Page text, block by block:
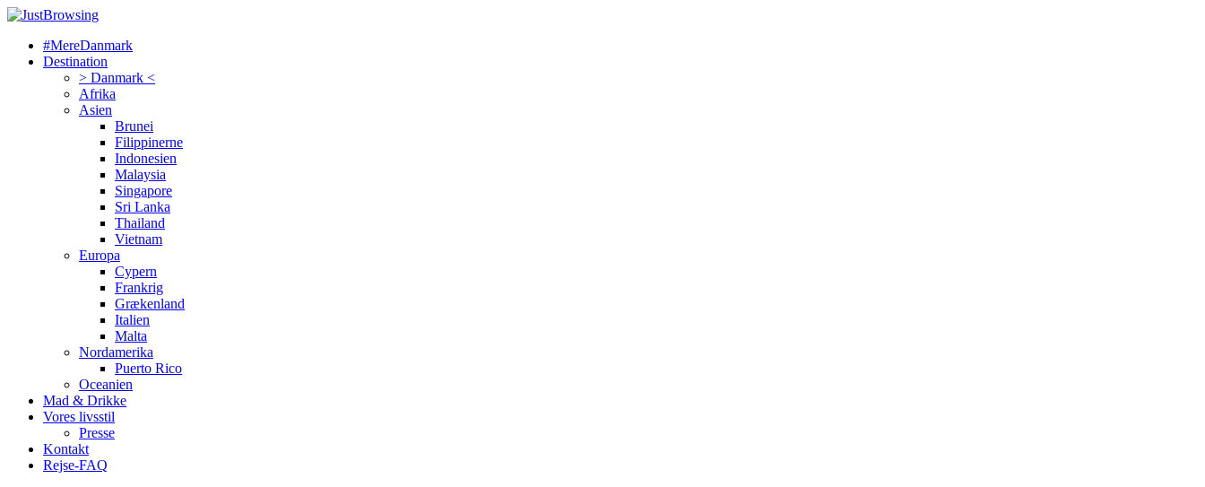
#MereDanmark
Destination
> Danmark <
Afrika
Asien
Brunei
Filippinerne
Indonesien
Malaysia
Singapore
Sri Lanka
Thailand
Vietnam
Europa
Cypern
Frankrig
Grækenland
Italien
Malta
Nordamerika
Puerto Rico
Oceanien
Mad & Drikke
Vores livsstil
Presse
Kontakt
Rejse-FAQ